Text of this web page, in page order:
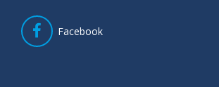
Facebook